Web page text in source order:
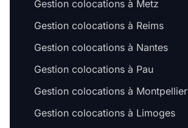
Gestion colocations à Metz
Gestion colocations à Reims
Gestion colocations à Nantes
Gestion colocations à Pau
Gestion colocations à Montpellier
Gestion colocations à Limoges